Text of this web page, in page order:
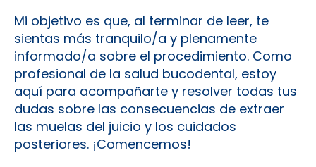
Mi objetivo es que, al terminar de leer, te
sientas más tranquilo/a y plenamente
informado/a sobre el procedimiento. Como
profesional de la salud bucodental, estoy
aquí para acompañarte y resolver todas tus
dudas sobre las consecuencias de extraer
las muelas del juicio y los cuidados
posteriores. ¡Comencemos!